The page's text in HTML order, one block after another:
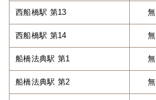
西船橋駅 第13 無
西船橋駅 第14 無
船橋法典駅 第1 無
船橋法典駅 第2 無